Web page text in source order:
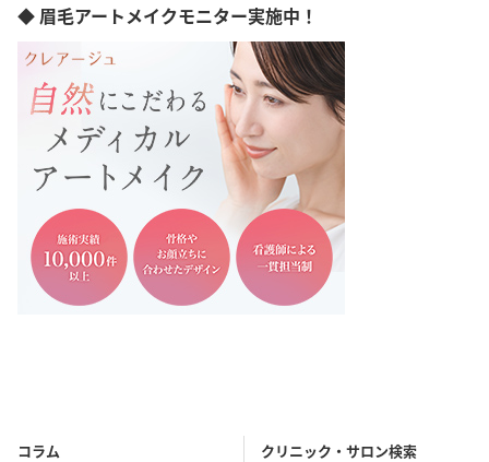
◆ 眉毛アートメイクモニター実施中！
コラム
クリニック・サロン検索